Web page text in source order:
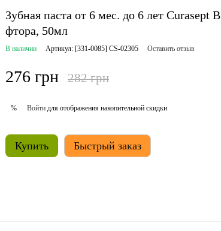
Зубная паста от 6 мес. до 6 лет
фтора, 50мл
В наличии Артикул: [331-0085] CS-02305 Оставить отзыв
276 грн 282 грн
% Войти для отображения накопительной скидки
Купить Быстрый заказ